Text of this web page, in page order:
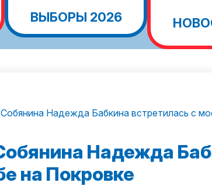
ВЫБОРЫ 2026
Надежда Бабкина встретилась с
Надежда
на Покровке